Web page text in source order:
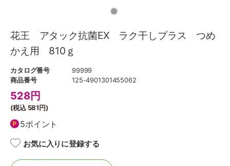
花王 アタック抗菌EX ラク干しプラス つめ
かえ用 810ｇ
カタログ番号
99999
商品番号
125-4901301455062
528円
(税込 581円)
5ポイント
お気に入りに登録する